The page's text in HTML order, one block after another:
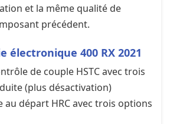
et la même qualité de
précédent.
électronique 400 RX 2021
de couple HSTC avec trois
(plus désactivation)
au départ HRC avec trois options